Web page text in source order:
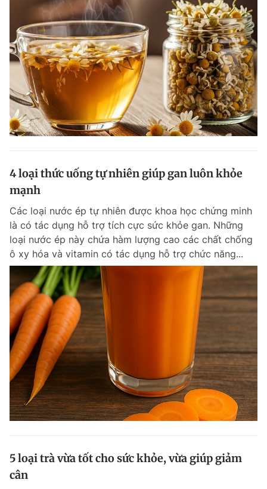
Tin thị trường Tin 360
Video Magazine
Sản phẩm khác
Tiện ích Bạn cần biết
Thông tin tòa soạn Liên hệ quảng cáo
Đọc Thanh Niên trên điện thoại
Theo dõi báo trên
Hotline
0906 645 777
Liên hệ quảng cáo
0908 780 404
Đặt báo Quảng cáo RSS Tòa soạn Chính sách bảo
Phó tổng biên tập: Lâm Hiếu Dũng
Phó tổng biên tập: Trần Việt Hưng
Tổng thư ký tòa soạn: Đức Trung
Đăng xuất
4 loại thức uống tự nhiên giúp gan luôn khỏe
mạnh
Các loại nước ép tự nhiên được khoa học chứng minh
là có tác dụng hỗ trợ tích cực sức khỏe gan. Những
loại nước ép này chứa hàm lượng cao các chất chống
ô xy hóa và vitamin có tác dụng hỗ trợ chức năng...
5 loại trà vừa tốt cho sức khỏe, vừa giúp giảm
cân